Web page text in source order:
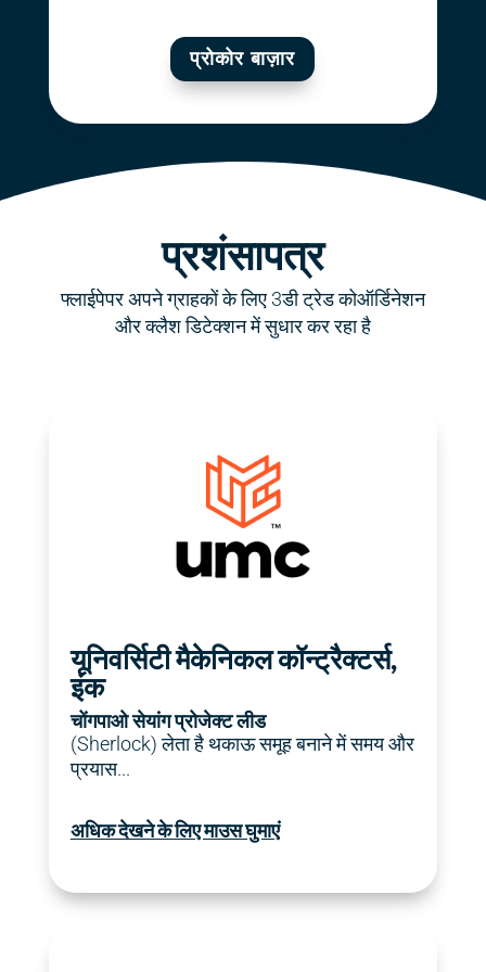
प्रोकोर बाज़ार
प्रशंसापत्र
फ्लाईपेपर अपने ग्राहकों के लिए 3डी ट्रेड कोऑर्डिनेशन
और क्लैश डिटेक्शन में सुधार कर रहा है
यूनिवर्सिटी मैकेनिकल कॉन्ट्रैक्टर्स,
इंक
चोंगपाओ सेयांग प्रोजेक्ट लीड
(Sherlock) लेता हैथकाऊसमूह बनाने में समय और
प्रयास...
अधिक देखने के लिए माउस घुमाएं
यूएमसी
चांगपाओ सेयांग